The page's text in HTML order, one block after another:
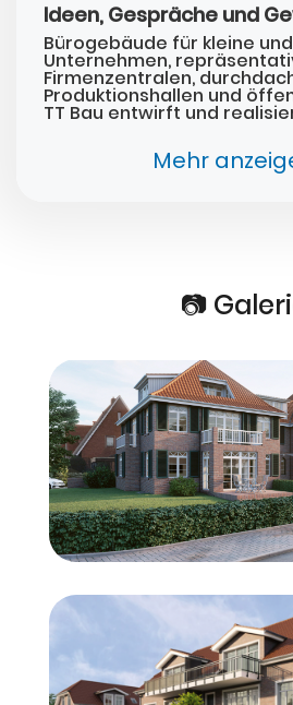
Ideen, Gespräche und
Bürogebäude für kleine
Unternehmen,
Firmenzentralen,
Produktionshallen und
TT Bau entwirft und
Lösung ganz nach
effektiver Bauzeit und mit
Baubetreuung.Mehr
📷